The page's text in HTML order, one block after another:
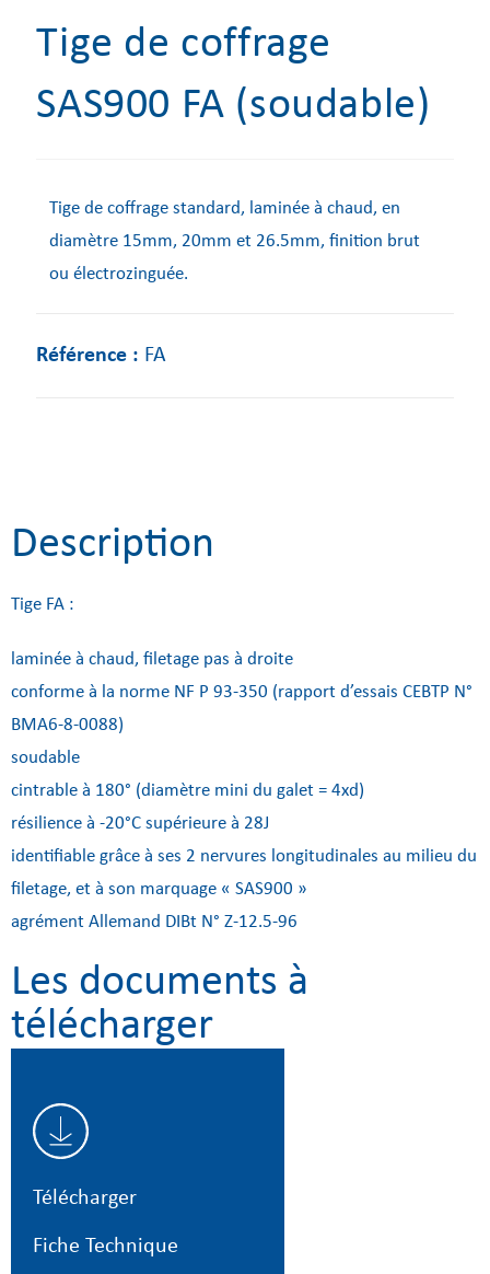
Tige de coffrage
SAS900 FA (soudable)
Tige de coffrage standard, laminée à chaud, en
diamètre 15mm, 20mm et 26.5mm, finition brut
ou électrozinguée.
Référence : FA
Description
Tige FA :
laminée à chaud, filetage pas à droite
conforme à la norme NF P 93-350 (rapport d’essais CEBTP N°
BMA6-8-0088)
soudable
cintrable à 180° (diamètre mini du galet = 4xd)
résilience à -20°C supérieure à 28J
identifiable grâce à ses 2 nervures longitudinales au milieu du
filetage, et à son marquage « SAS900 »
agrément Allemand DIBt N° Z-12.5-96
Les documents à
télécharger
Télécharger
Fiche Technique